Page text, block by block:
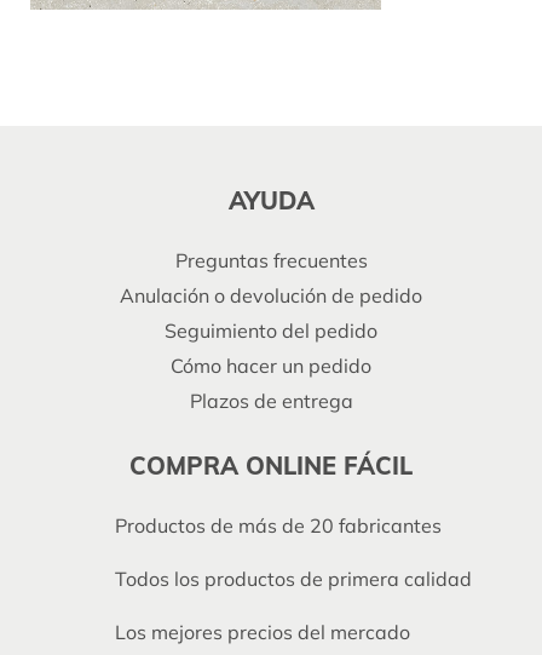
AYUDA
Preguntas frecuentes
Anulación o devolución de pedido
Seguimiento del pedido
Cómo hacer un pedido
Plazos de entrega
COMPRA ONLINE FÁCIL
Productos de más de 20 fabricantes
Todos los productos de primera calidad
Los mejores precios del mercado